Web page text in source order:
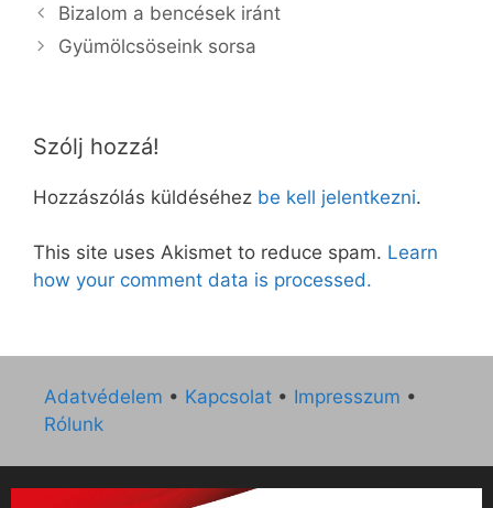
Bizalom a bencések iránt
Gyümölcsöseink sorsa
Szólj hozzá!
Hozzászólás küldéséhez be kell jelentkezni.
This site uses Akismet to reduce spam. Learn
how your comment data is processed.
Adatvédelem • Kapcsolat • Impresszum •
Rólunk